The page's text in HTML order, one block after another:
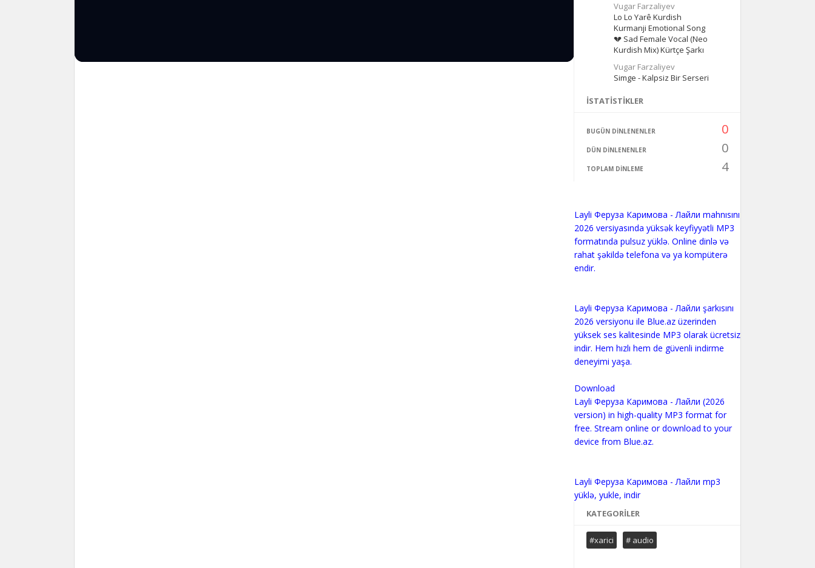
Vugar Farzaliyev
Lo Lo Yarê Kurdish
Kurmanji Emotional Song
💔 Sad Female Vocal (Neo
Kurdish Mix) Kürtçe Şarkı
Vugar Farzaliyev
Simge - Kalpsiz Bir Serseri
İSTATISTIKLER
BUGÜN DINLENENLER 0
DÜN DINLENENLER 0
TOPLAM DINLEME 4
Layli Феруза Каримова - Лайли mahnısını
2026 versiyasında yüksək keyfiyyətli MP3
formatında pulsuz yüklə. Online dinlə və
rahat şəkildə telefona və ya kompüterə
endir.
Layli Феруза Каримова - Лайли şarkısını
2026 versiyonu ile Blue.az üzerinden
yüksek ses kalitesinde MP3 olarak ücretsiz
indir. Hem hızlı hem de güvenli indirme
deneyimi yaşa.
Download
Layli Феруза Каримова - Лайли (2026
version) in high-quality MP3 format for
free. Stream online or download to your
device from Blue.az.
Layli Феруза Каримова - Лайли mp3
yüklə, yukle, indir
KATEGORILER
#xarici # audio